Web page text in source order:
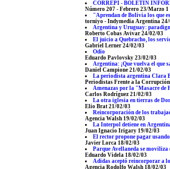
CORREPI - BOLETIN
Número 207 - Febrero 23/Marzo 1
"Aprendan de Bolivia los que
torniyo - Indymedia Argentina
Argentina y Uruguay:
Roberto Cobas Avivar 24/02/03
El juicio a Quebracho, los
Gabriel Lerner 24/02/03
Odio
Eduardo Pavlovsky 23/02/03
Argentina: ¡Que vuelva el que
Daniel Campione 21/02/03
La periodista argentina Clara
Periodistas Frente a la
Amenazas por la "Masacre de
Carlos Rodríguez 21/02/03
La otra iglesia en tierras de
Elio Brat 21/02/03
Reincorporación de los
Agencia Walsh 19/02/03
La Interpol detiene en
Juan Ignacio Irigary 19/02/03
El rector propone pagar
Javier Lorca 18/02/03
Parque Avellaneda se moviliza
Eduardo Videla 18/02/03
Adidas aceptó reincorporar a
Agencia Rodolfo Walsh 18/02/03